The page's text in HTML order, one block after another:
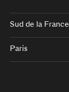
Sud de la France
Paris